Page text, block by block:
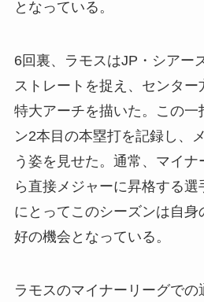
となっている。
6回裏、ラモスはJP・シアー
ストレートを捉え、センタ
特大アーチを描いた。この一
ン2本目の本塁打を記録し、
う姿を見せた。通常、マイ
ら直接メジャーに昇格する
にとってこのシーズンは自
好の機会となっている。
ラモスのマイナーリーグで